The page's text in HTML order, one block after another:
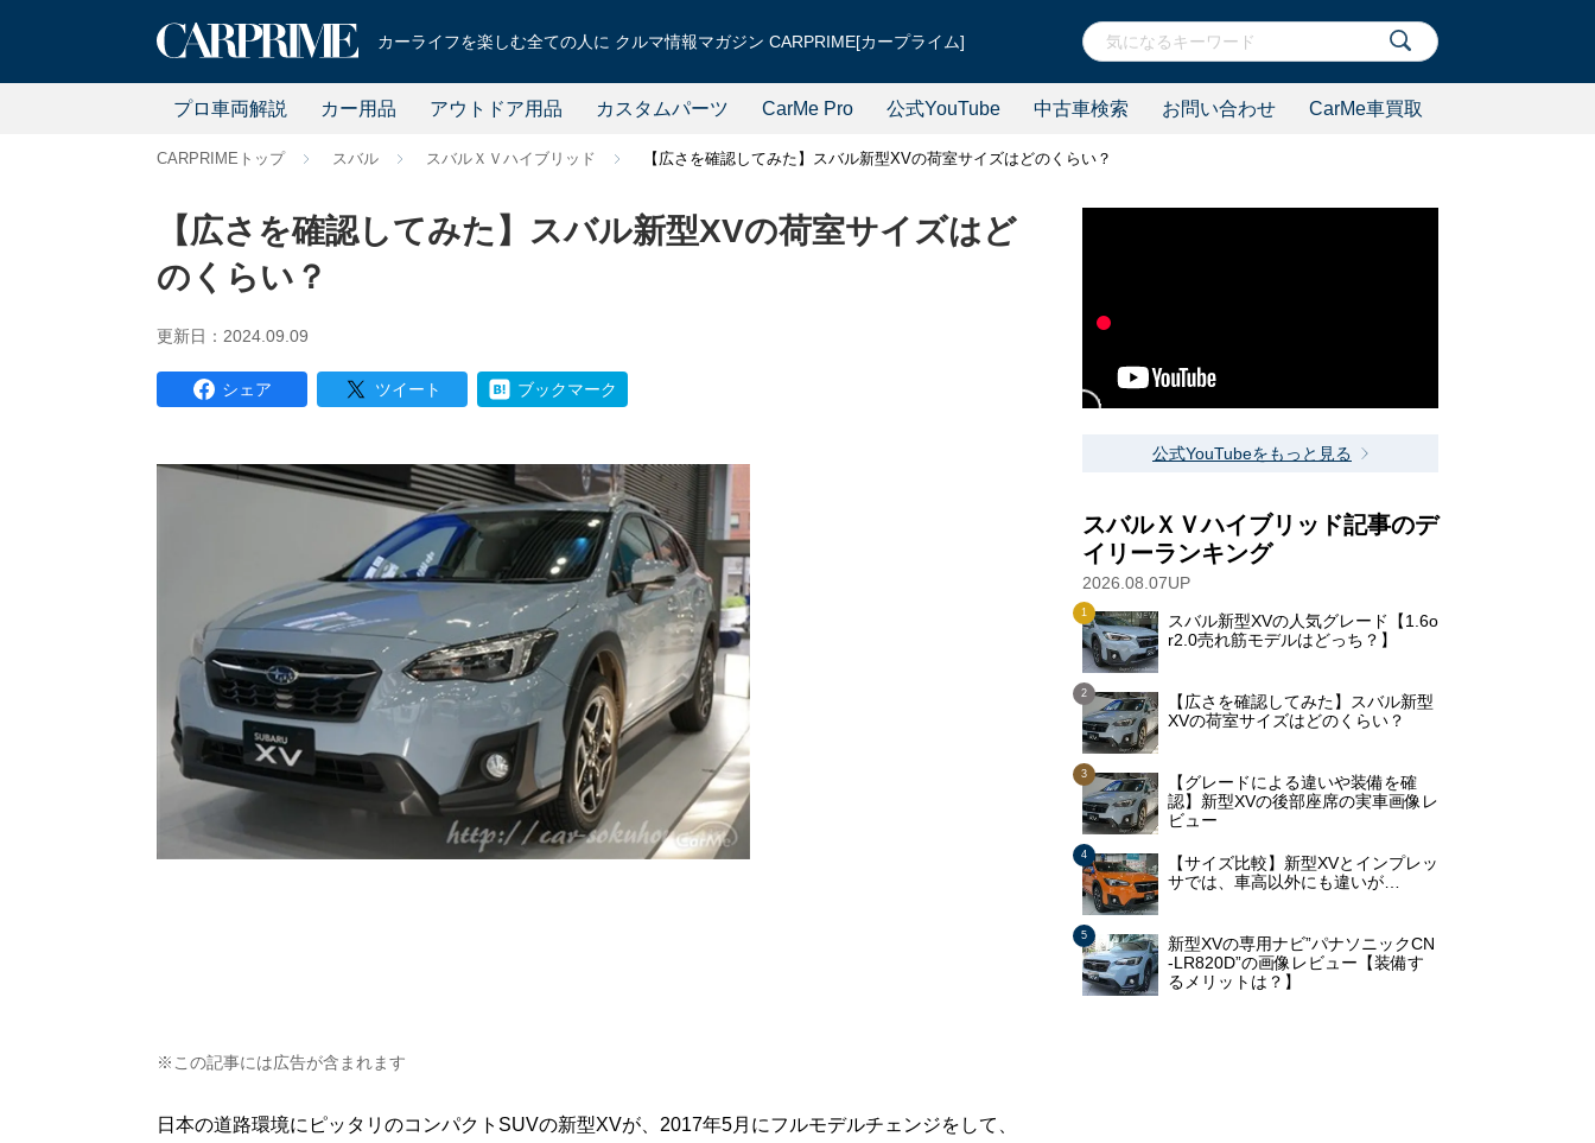
カーライフを楽しむ全ての人に クルマ情報マガジン CARPRIME[カープライム]
プロ車両解説 カー用品 アウトドア用品 カスタムパーツ CarMe Pro 公式YouTube 中古車検索 お問い合わせ CarMe車買取
CARPRIMEトップ スバル スバルＸＶハイブリッド 【広さを確認してみた】スバル新型XVの荷室サイズはどのくらい？
【広さを確認してみた】スバル新型XVの荷室サイズはど
のくらい？
更新日：2024.09.09
シェア ツイート ブックマーク
※この記事には広告が含まれます
日本の道路環境にピッタリのコンパクトSUVの新型XVが、2017年5月にフルモデルチェンジをして、
公式YouTubeをもっと見る
スバルＸＶハイブリッド記事のデ
イリーランキング
2026.08.07UP
スバル新型XVの人気グレード【1.6o
r2.0売れ筋モデルはどっち？】
【広さを確認してみた】スバル新型
XVの荷室サイズはどのくらい？
【グレードによる違いや装備を確
認】新型XVの後部座席の実車画像レ
ビュー
【サイズ比較】新型XVとインプレッ
サでは、車高以外にも違いが…
新型XVの専用ナビ”パナソニックCN
-LR820D”の画像レビュー【装備す
るメリットは？】